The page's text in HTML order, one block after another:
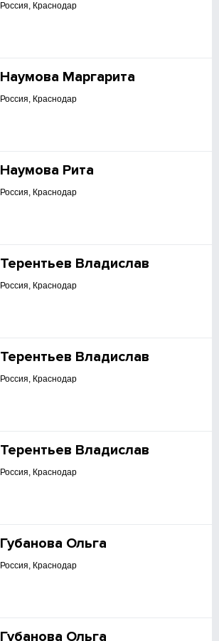
Россия, Краснодар
Наумова Маргарита
Россия, Краснодар
Наумова Рита
Россия, Краснодар
Терентьев Владислав
Россия, Краснодар
Терентьев Владислав
Россия, Краснодар
Терентьев Владислав
Россия, Краснодар
Губанова Ольга
Россия, Краснодар
Губанова Ольга